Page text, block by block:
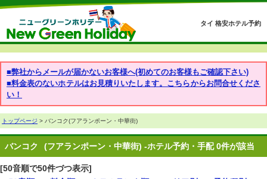
タイ 格安ホテル予約
■弊社からメールが届かないお客様へ(初めてのお客様もご確認下さい)
■料金表のないホテルはお見積りいたします。こちらからお問合せくださ
い！
トップページ > バンコク(フアランポーン・中華街)
バンコク (フアランポーン・中華街) -ホテル予約・手配 0件が該当
[50音順で50件づつ表示]